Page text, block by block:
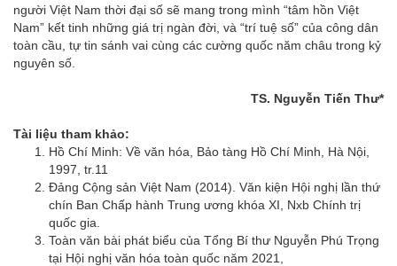
người Việt Nam thời đại số sẽ mang trong mình “tâm hồn Việt
Nam” kết tinh những giá trị ngàn đời, và “trí tuệ số” của công dân
toàn cầu, tự tin sánh vai cùng các cường quốc năm châu trong kỷ
nguyên số.
TS. Nguyễn Tiến Thư*
Tài liệu tham khảo:
Hồ Chí Minh: Về văn hóa, Bảo tàng Hồ Chí Minh, Hà Nội,
1997, tr.11
Đảng Cộng sản Việt Nam (2014). Văn kiện Hội nghị lần thứ
chín Ban Chấp hành Trung ương khóa XI, Nxb Chính trị
quốc gia.
Toàn văn bài phát biểu của Tổng Bí thư Nguyễn Phú Trọng
tại Hội nghị văn hóa toàn quốc năm 2021,